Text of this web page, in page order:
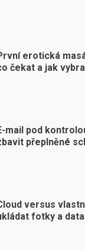
erotická
čekat a jak
mail pod
přeplněné
versus
fotky a data